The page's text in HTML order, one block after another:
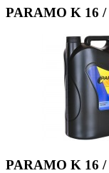
PARAMO K 16
PARAMO K 16